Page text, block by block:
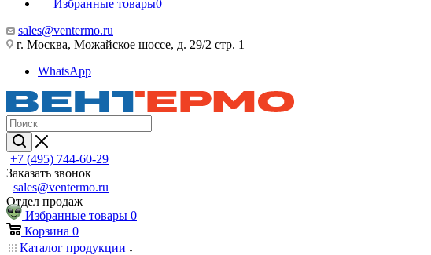
Избранные товары0
sales@ventermo.ru
г. Москва, Можайское шоссе, д. 29/2 стр. 1
WhatsApp
+7 (495) 744-60-29
Заказать звонок
sales@ventermo.ru
Отдел продаж
Избранные товары 0
Корзина 0
Каталог продукции